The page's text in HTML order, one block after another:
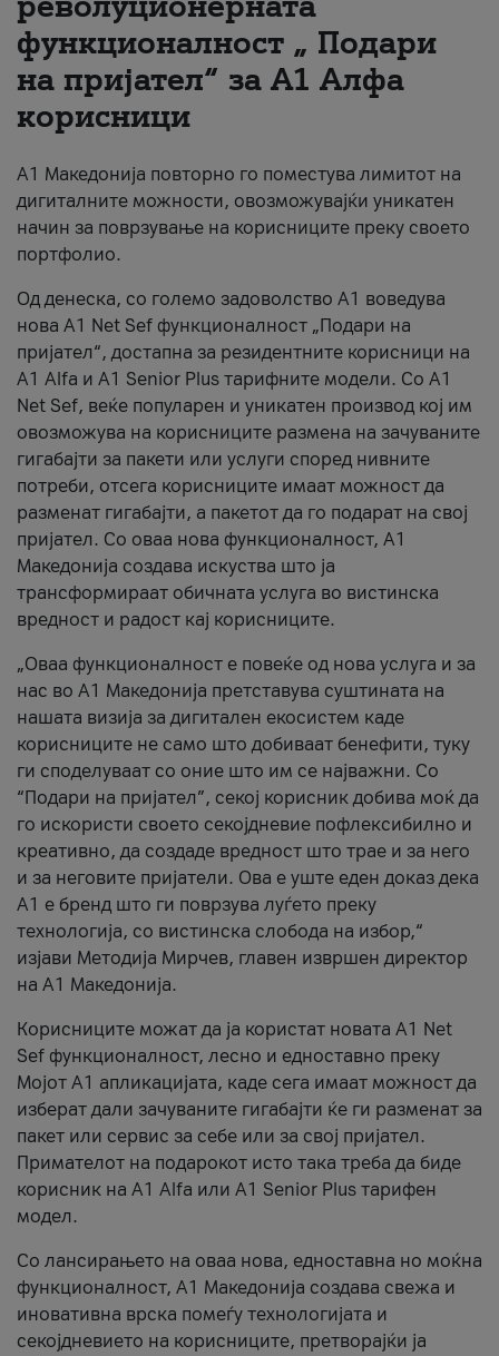
За нас
#ПодобарОнлајн
функционалност „ Подари
на пријател“ за А1 Алфа
корисници
А1 Македонија повторно го поместува лимитот на
дигиталните можности, овозможувајќи уникатен
начин за поврзување на корисниците преку своето
портфолио.
Од денеска, со големо задоволство А1 воведува
нова A1 Net Sef функционалност „Подари на
пријател“, достапна за резидентните корисници на
А1 Alfa и A1 Senior Plus тарифните модели. Со A1
Net Sef, веќе популарен и уникатен производ кој им
овозможува на корисниците размена на зачуваните
гигабајти за пакети или услуги според нивните
потреби, отсега корисниците имаат можност да
разменат гигабајти, а пакетот да го подарат на свој
пријател. Со оваа нова функционалност, А1
Македонија создава искуства што ја
трансформираат обичната услуга во вистинска
вредност и радост кај корисниците.
„Оваа функционалност е повеќе од нова услуга и за
нас во А1 Македонија претставува суштината на
нашата визија за дигитален екосистем каде
корисниците не само што добиваат бенефити, туку
ги споделуваат со оние што им се најважни. Со
“Подари на пријател”, секој корисник добива моќ да
го искористи своето секојдневие пофлексибилно и
креативно, да создаде вредност што трае и за него
и за неговите пријатели. Ова е уште еден доказ дека
А1 е бренд што ги поврзува луѓето преку
технологија, со вистинска слобода на избор,“
изјави Методија Мирчев, главен извршен директор
на А1 Македонија.
Корисниците можат да ја користат новата А1 Net
Sef функционалност, лесно и едноставно преку
Мојот А1 апликацијата, каде сега имаат можност да
изберат дали зачуваните гигабајти ќе ги разменат за
пакет или сервис за себе или за свој пријател.
Примателот на подарокот исто така треба да биде
корисник на А1 Alfa или A1 Senior Plus тарифен
модел.
Со лансирањето на оваа нова, едноставна но моќна
функционалност, А1 Македонија создава свежа и
иновативна врска помеѓу технологијата и
секојдневието на корисниците, претворајќи ја